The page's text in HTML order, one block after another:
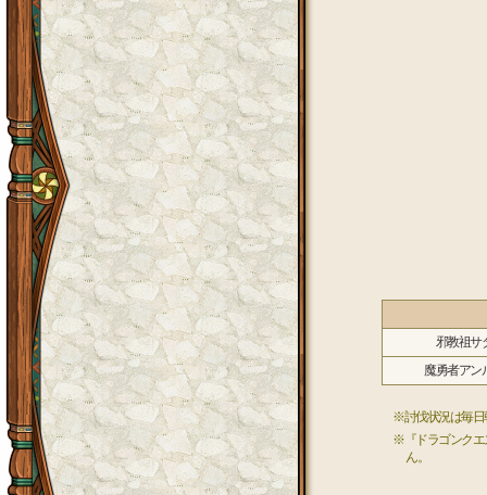
邪教祖サ
魔勇者アン
※討伐状況は毎日
※『ドラゴンクエ
ん。